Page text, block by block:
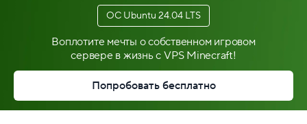
ОС Ubuntu 24.04 LTS
Воплотите мечты о собственном игровом
сервере в жизнь с VPS Minecraft!
Попробовать бесплатно